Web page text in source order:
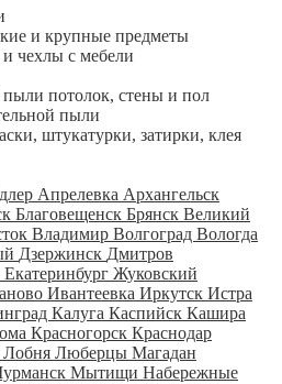
и крупные предметы
чехлы с мебели
пыли потолок, стены и пол
пыли
штукатурки, затирки, клея
Апрелевка Архангельск
Благовещенск Брянск Великий
Владимир Волгоград Вологда
Дзержинск Дмитров
Екатеринбург Жуковский
Ивантеевка Иркутск Истра
Калуга Каспийск Кашира
Красногорск Краснодар
Лобня Люберцы Магадан
Мытищи Набережные